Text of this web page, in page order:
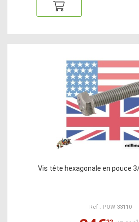
Vis tête hexagonale en pouce
Ref : POW 33110